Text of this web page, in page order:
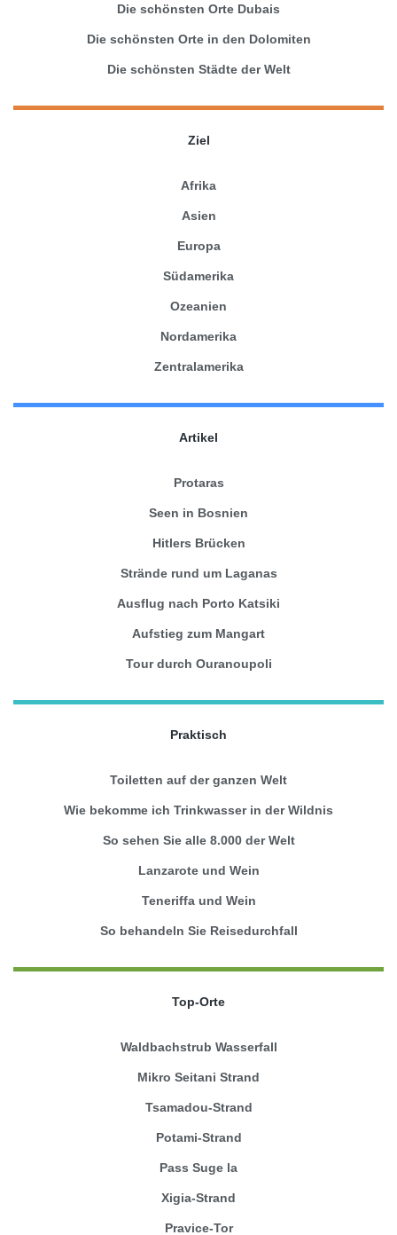
Die schönsten Orte Dubais
Die schönsten Orte in den Dolomiten
Die schönsten Städte der Welt
Ziel
Afrika
Asien
Europa
Südamerika
Ozeanien
Nordamerika
Zentralamerika
Artikel
Protaras
Seen in Bosnien
Hitlers Brücken
Strände rund um Laganas
Ausflug nach Porto Katsiki
Aufstieg zum Mangart
Tour durch Ouranoupoli
Praktisch
Toiletten auf der ganzen Welt
Wie bekomme ich Trinkwasser in der Wildnis
So sehen Sie alle 8.000 der Welt
Lanzarote und Wein
Teneriffa und Wein
So behandeln Sie Reisedurchfall
Top-Orte
Waldbachstrub Wasserfall
Mikro Seitani Strand
Tsamadou-Strand
Potami-Strand
Pass Suge la
Xigia-Strand
Pravice-Tor